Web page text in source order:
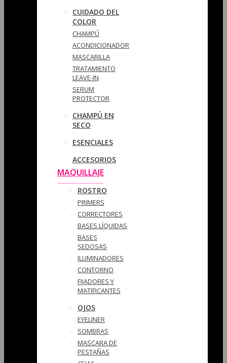
CUIDADO DEL
COLOR
CHAMPÚ
ACONDICIONADOR
MASCARILLA
TRATAMIENTO
LEAVE-IN
SERUM
PROTECTOR
CHAMPÚ EN
SECO
ESENCIALES
ACCESORIOS
MAQUILLAJE
ROSTRO
PRIMERS
CORRECTORES
BASES LÍQUIDAS
BASES
SEDOSAS
ILUMINADORES
CONTORNO
FIJADORES Y
MATIFICANTES
OJOS
EYELINER
SOMBRAS
MASCARA DE
PESTAÑAS